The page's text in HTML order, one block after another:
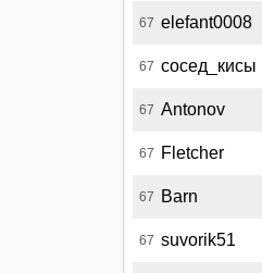
67 elefant0008
67 сосед_кисы
67 Antonov
67 Fletcher
67 Barn
67 suvorik51